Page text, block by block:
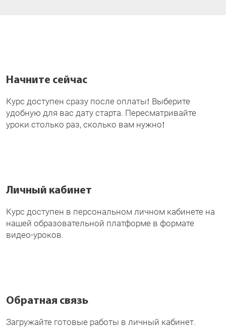
Начните сейчас
Курс доступен сразу после оплаты! Выберите
удобную для вас дату старта. Пересматривайте
уроки столько раз, сколько вам нужно!
Личный кабинет
Курс доступен в персональном личном кабинете на
нашей образовательной платформе в формате
видео-уроков.
Обратная связь
Загружайте готовые работы в личный кабинет.